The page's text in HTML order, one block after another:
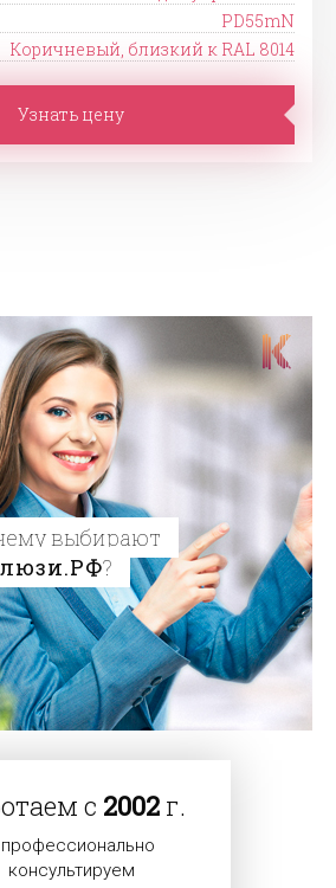
PD55mN
Коричневый, близкий к RAL 8014
Узнать цену
выбирают
?
с 2002 г.
консультируем